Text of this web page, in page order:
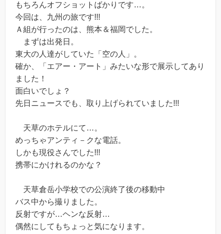
もちろんオフショットばかりです…。
今回は、九州の旅です!!!
Ａ組が行ったのは、熊本＆福岡でした。
まずは出発日。
東大の人達がしていた「空の人」。
確か、「エアー・アート」みたいな形で展示してあり
ました！
面白いでしょ？
先日ニュースでも、取り上げられていました!!!
天草のホテルにて…。
めっちゃアンティ－クな電話。
しかも現役さんでした!!!
携帯にかけれるのかな？
天草倉岳小学校での公演終了後の移動中
バス中から撮りました。
反射ですが…ヘンな反射…
偶然にしてもちょっと気になります。